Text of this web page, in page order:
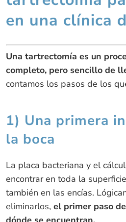
en una clínica
Una tartrectomía es un
completo, pero sencillo de
contamos los pasos de los
1) Una primera
la boca
La placa bacteriana y el
encontrar en toda la
también en las encías.
eliminarlos, el primer paso